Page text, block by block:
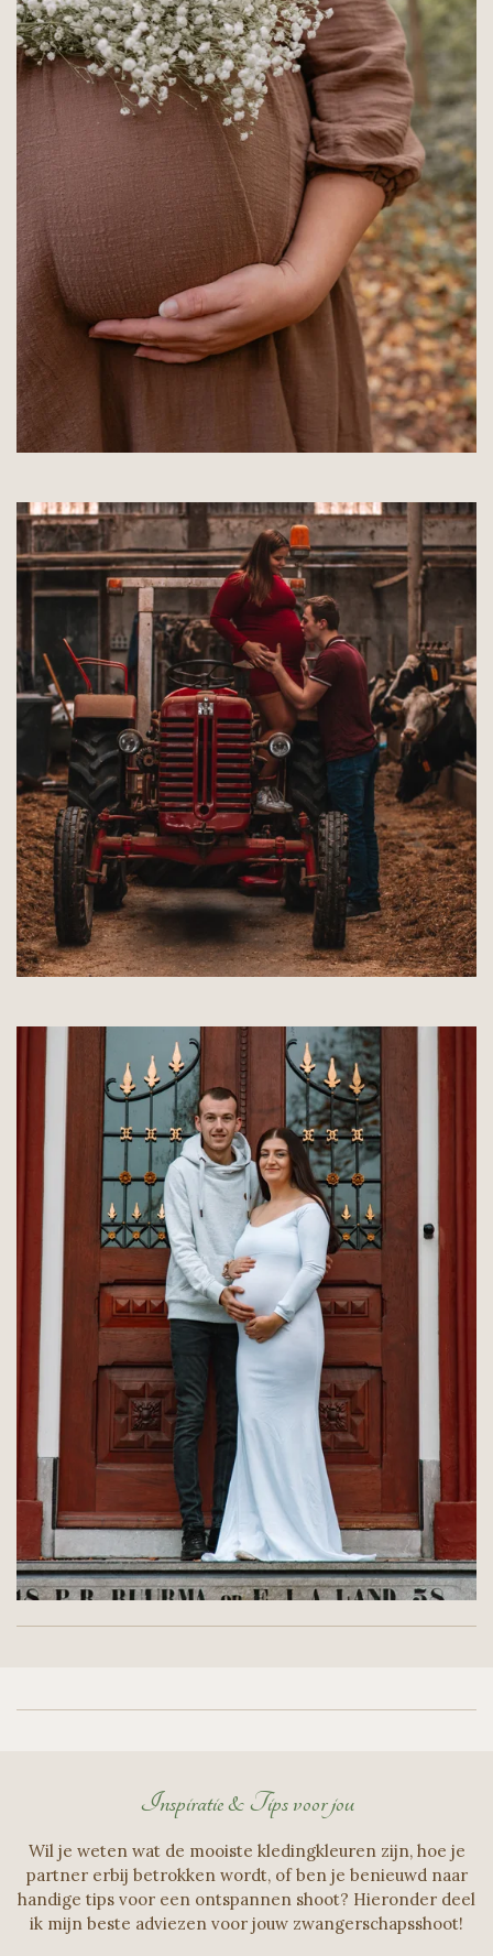
Inspiratie & Tips voor jou
Wil je weten wat de mooiste kledingkleuren zijn, hoe je
partner erbij betrokken wordt, of ben je benieuwd naar
handige tips voor een ontspannen shoot? Hieronder deel
ik mijn beste adviezen voor jouw zwangerschapsshoot!